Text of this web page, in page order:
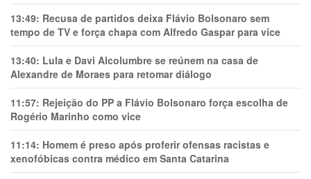
13:49: Recusa de partidos deixa Flávio Bolsonaro sem
tempo de TV e força chapa com Alfredo Gaspar para vice
13:40: Lula e Davi Alcolumbre se reúnem na casa de
Alexandre de Moraes para retomar diálogo
11:57: Rejeição do PP a Flávio Bolsonaro força escolha de
Rogério Marinho como vice
11:14: Homem é preso após proferir ofensas racistas e
xenofóbicas contra médico em Santa Catarina